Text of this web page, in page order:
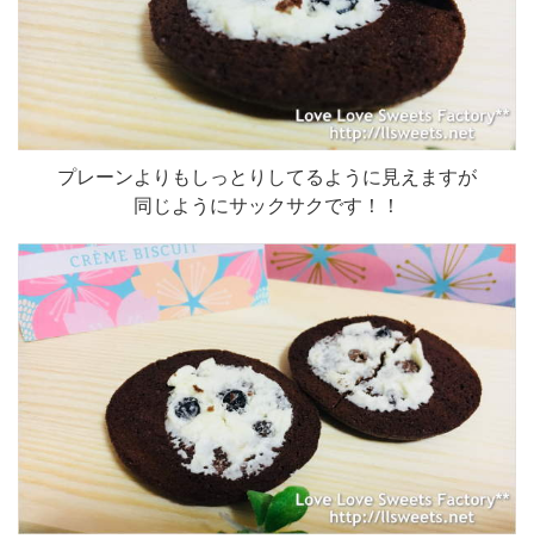
プレーンよりもしっとりしてるように見えますが
同じようにサックサクです！！